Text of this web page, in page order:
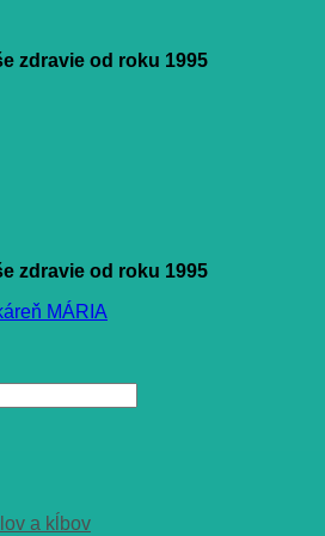
zdravie od roku 1995
zdravie od roku 1995
a kĺbov